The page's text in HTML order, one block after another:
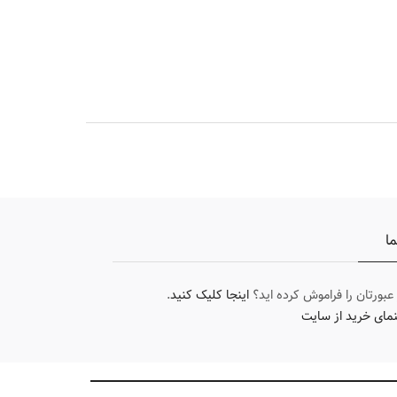
عبورتان را فراموش کرده اید؟اینجا کلیک کنید.
خرید از سایت